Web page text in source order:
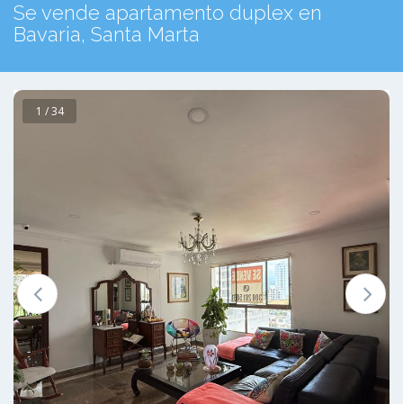
Se vende apartamento duplex en
Bavaria, Santa Marta
1 / 34